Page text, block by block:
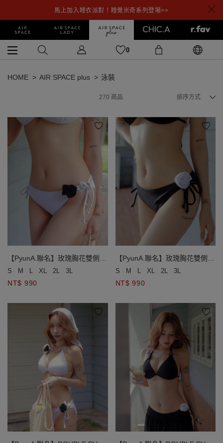
馬上加入睡衣派對！睡覺米奇系列登場>>
0
HOME AIR SPACE plus 泳裝
270 商品 排序方式
【PyunA.聯名】玫瑰胸花雙側綁
帶低腰泳褲
S M L XL 2L 3L
NT$ 990
【PyunA.聯名】玫瑰胸花雙側綁
帶低腰泳褲
S M L XL 2L 3L
NT$ 990